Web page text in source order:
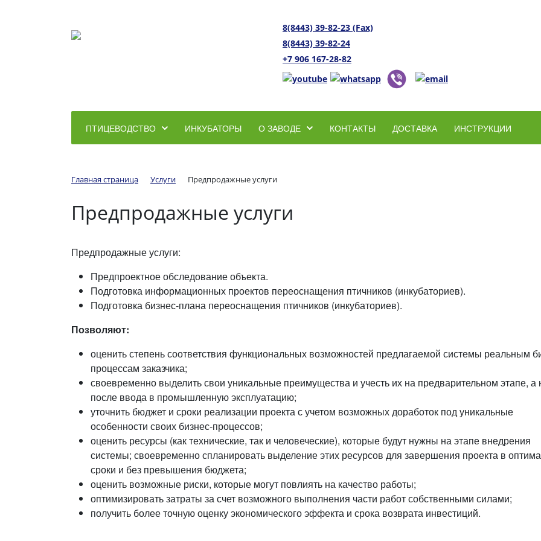
8(8443) 39-82-23 (Fax)
8(8443) 39-82-24
+7 906 167-28-82
ПТИЦЕВОДСТВО ИНКУБАТОРЫ О ЗАВОДЕ КОНТАКТЫ ДОСТАВКА ИНСТРУКЦИИ
Главная страница Услуги Предпродажные услуги
Предпродажные услуги
Предпродажные услуги:
Предпроектное обследование объекта.
Подготовка информационных проектов переоснащения птичников (инкубаториев).
Подготовка бизнес-плана переоснащения птичников (инкубаториев).
Позволяют:
оценить степень соответствия функциональных возможностей предлагаемой системы реальным
процессам заказчика;
своевременно выделить свои уникальные преимущества и учесть их на предварительном этапе, а
после ввода в промышленную эксплуатацию;
уточнить бюджет и сроки реализации проекта с учетом возможных доработок под уникальные
особенности своих бизнес-процессов;
оценить ресурсы (как технические, так и человеческие), которые будут нужны на этапе внедрения
системы; своевременно спланировать выделение этих ресурсов для завершения проекта в
сроки и без превышения бюджета;
оценить возможные риски, которые могут повлиять на качество работы;
оптимизировать затраты за счет возможного выполнения части работ собственными силами;
получить более точную оценку экономического эффекта и срока возврата инвестиций.